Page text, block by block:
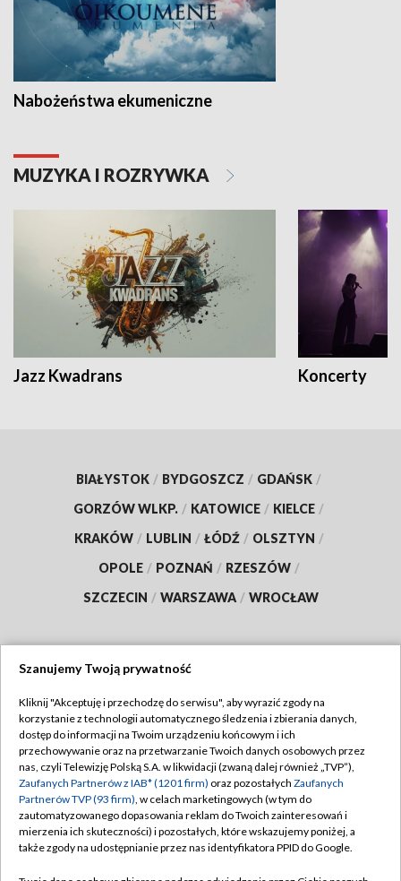
Nabożeństwa ekumeniczne
MUZYKA I ROZRYWKA
Jazz Kwadrans Koncerty
BIAŁYSTOK / BYDGOSZCZ / GDAŃSK /
GORZÓW WLKP. / KATOWICE / KIELCE /
KRAKÓW / LUBLIN / ŁÓDŹ / OLSZTYN /
OPOLE / POZNAŃ / RZESZÓW /
SZCZECIN / WARSZAWA / WROCŁAW
TVP
Abonament TVP
Emisja w TVP
Centrum informacji TVP
Naziemna Telewizja Cyfrowa
Regulamin TVP
Polityka prywatności
Moje zgody
Pomoc
Szanujemy Twoją prywatność
Kliknij "Akceptuję i przechodzę do serwisu", aby wyrazić zgody na
korzystanie z technologii automatycznego śledzenia i zbierania danych,
dostęp do informacji na Twoim urządzeniu końcowym i ich
przechowywanie oraz na przetwarzanie Twoich danych osobowych przez
nas, czyli Telewizję Polską S.A. w likwidacji (zwaną dalej również „TVP”),
Zaufanych Partnerów z IAB* (1201 firm) oraz pozostałych Zaufanych
Partnerów TVP (93 firm), w celach marketingowych (w tym do
zautomatyzowanego dopasowania reklam do Twoich zainteresowań i
mierzenia ich skuteczności) i pozostałych, które wskazujemy poniżej, a
także zgody na udostępnianie przez nas identyfikatora PPID do Google.